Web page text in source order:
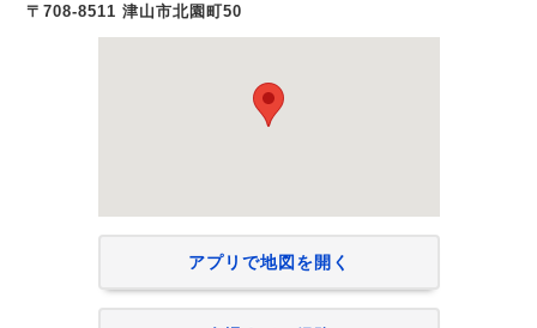
〒708-8511 津山市北園町50
アプリで地図を開く